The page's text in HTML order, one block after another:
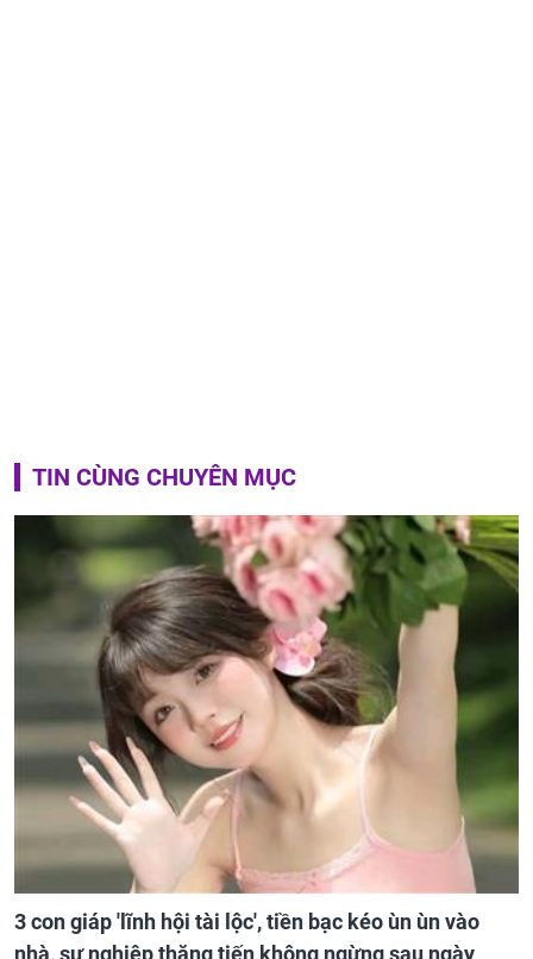
TIN CÙNG CHUYÊN MỤC
3 con giáp 'lĩnh hội tài lộc', tiền bạc kéo ùn ùn vào
nhà, sự nghiệp thăng tiến không ngừng sau ngày